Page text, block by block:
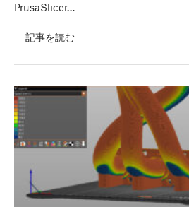
PrusaSlicer…
記事を読む